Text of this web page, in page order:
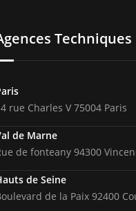
Techniques
rue Charles V 75004 Paris
de Marne
de fonteany 94300
de Seine
de la Paix 92400